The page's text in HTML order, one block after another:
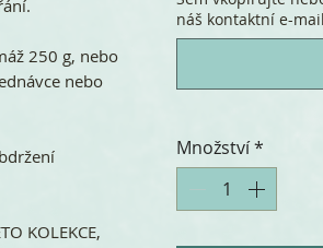
250 g, nebo
nebo
KOLEKCE,
náš kontaktní e-
Množství*